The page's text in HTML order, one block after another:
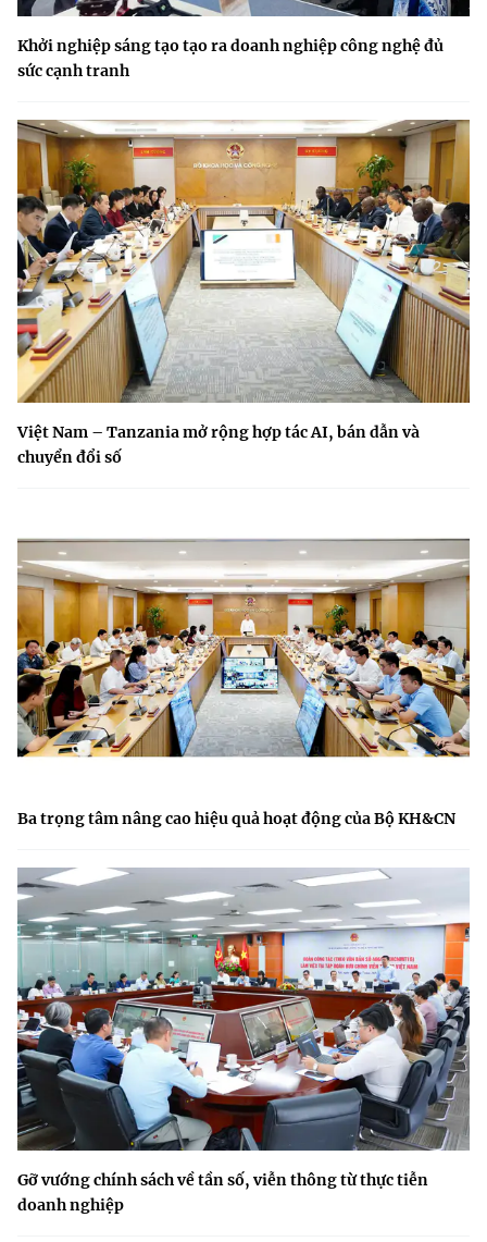
Khởi nghiệp sáng tạo tạo ra doanh nghiệp công nghệ đủ
sức cạnh tranh
Việt Nam – Tanzania mở rộng hợp tác AI, bán dẫn và
chuyển đổi số
Ba trọng tâm nâng cao hiệu quả hoạt động của Bộ KH&CN
Gỡ vướng chính sách về tần số, viễn thông từ thực tiễn
doanh nghiệp